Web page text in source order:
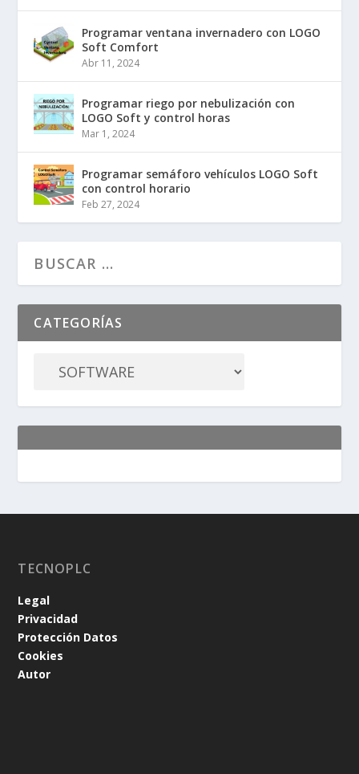
Programar ventana invernadero con LOGO
Soft Comfort
Abr 11, 2024
Programar riego por nebulización con
LOGO Soft y control horas
Mar 1, 2024
Programar semáforo vehículos LOGO Soft
con control horario
Feb 27, 2024
CATEGORÍAS
TECNOPLC
Legal
Privacidad
Protección Datos
Cookies
Autor